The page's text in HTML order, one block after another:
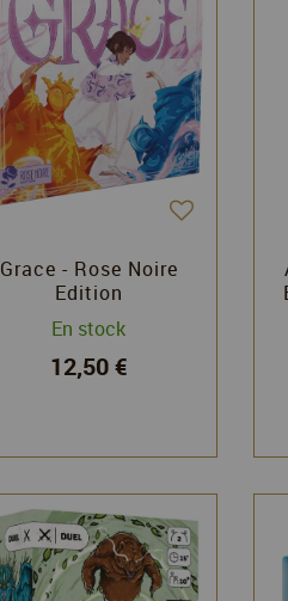
Grace - Rose Noire
Edition
En stock
12,50 €